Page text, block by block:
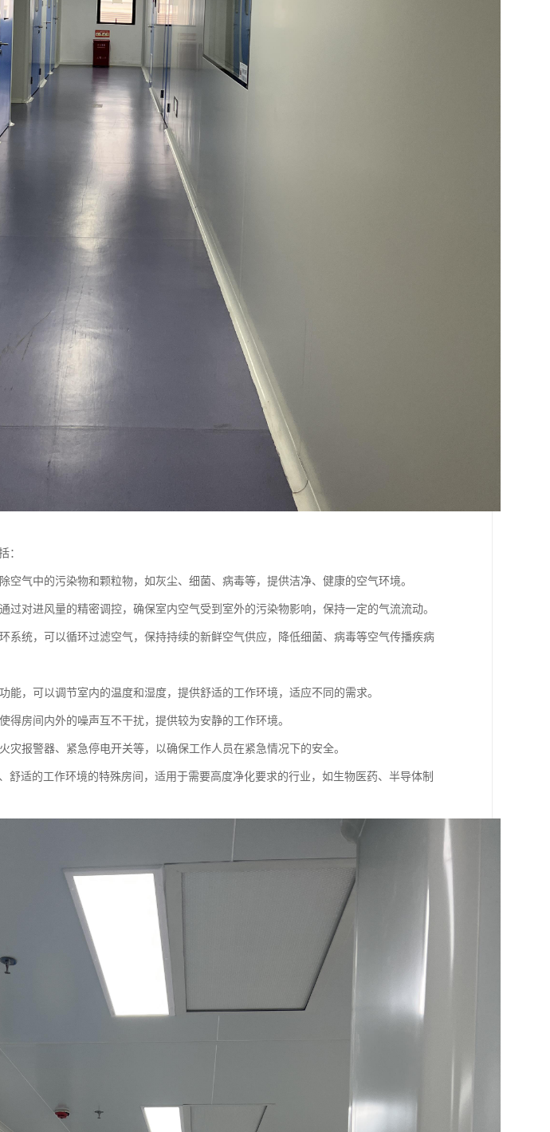
：
空气中的污染物和颗粒物，如灰尘、细菌、病毒等，提供洁净、健康的空气环境。
过对进风量的精密调控，确保室内空气受到室外的污染物影响，保持一定的气流流动。
系统，可以循环过滤空气，保持持续的新鲜空气供应，降低细菌、病毒等空气传播疾病
能，可以调节室内的温度和湿度，提供舒适的工作环境，适应不同的需求。
得房间内外的噪声互不干扰，提供较为安静的工作环境。
灾报警器、紧急停电开关等，以确保工作人员在紧急情况下的安全。
舒适的工作环境的特殊房间，适用于需要高度净化要求的行业，如生物医药、半导体制